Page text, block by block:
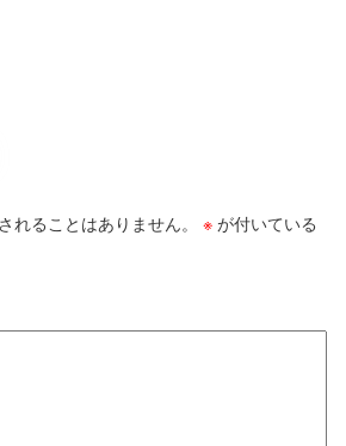
れることはありません。 ※が付いている